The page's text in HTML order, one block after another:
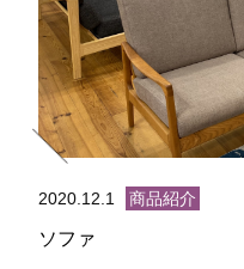
2020.12.1 商品紹介
ソファ